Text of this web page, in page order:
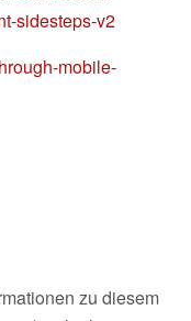
sidesteps-v2
mobile-
zu diesem